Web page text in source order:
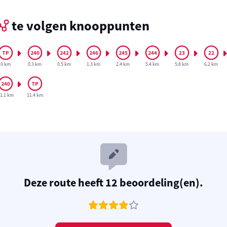
te volgen knooppunten
0 km 0.3 km 0.5 km 1.3 km 2.4 km 5.4 km 5.8 km 6.2 km
km 11.4 km
Deze route heeft 12 beoordeling(en).